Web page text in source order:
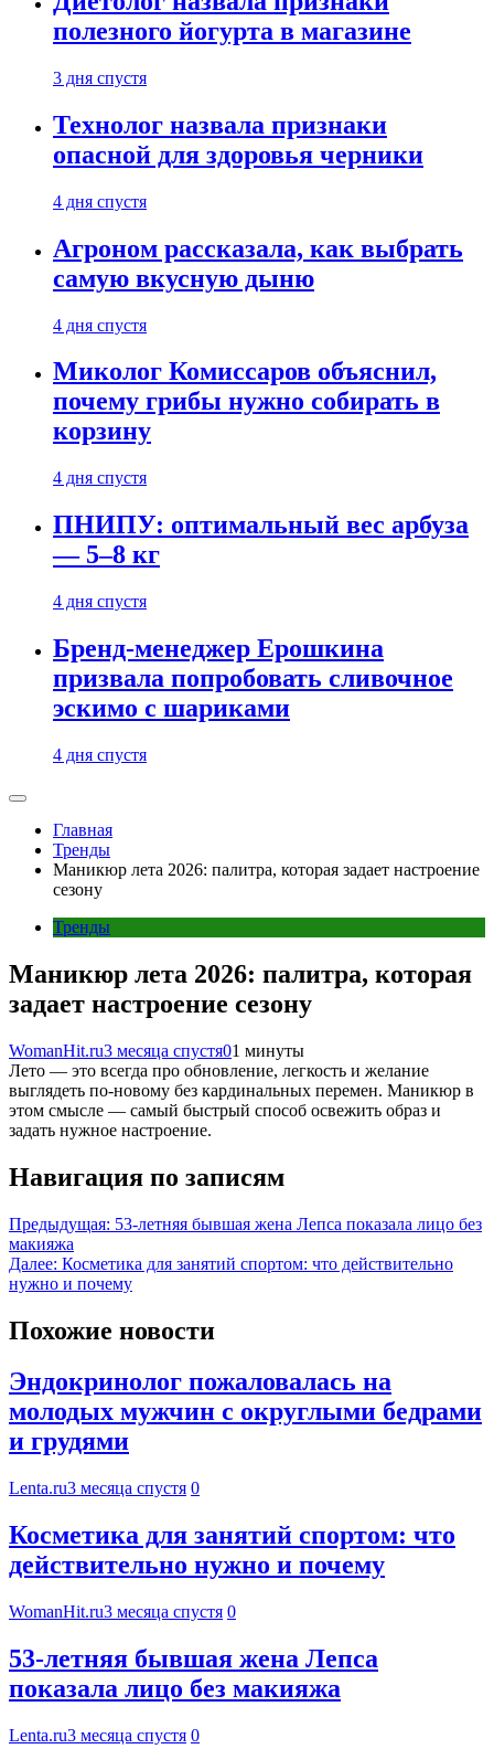
полезного йогурта в магазине
3 дня спустя
Технолог назвала признаки
опасной для здоровья черники
4 дня спустя
Агроном рассказала, как выбрать
самую вкусную дыню
4 дня спустя
Миколог Комиссаров объяснил,
почему грибы нужно собирать в
корзину
4 дня спустя
ПНИПУ: оптимальный вес арбуза
— 5–8 кг
4 дня спустя
Бренд-менеджер Ерошкина
призвала попробовать сливочное
эскимо с шариками
4 дня спустя
Главная
Тренды
Маникюр лета 2026: палитра, которая задает настроение
сезону
Тренды
Маникюр лета 2026: палитра, которая
задает настроение сезону
WomanHit.ru3 месяца спустя01 минуты
Лето — это всегда про обновление, легкость и желание
выглядеть по-новому без кардинальных перемен. Маникюр в
этом смысле — самый быстрый способ освежить образ и
задать нужное настроение.
Навигация по записям
Предыдущая: 53-летняя бывшая жена Лепса показала лицо без
макияжа
Далее: Косметика для занятий спортом: что действительно
нужно и почему
Похожие новости
Эндокринолог пожаловалась на
молодых мужчин с округлыми бедрами
и грудями
Lenta.ru3 месяца спустя 0
Косметика для занятий спортом: что
действительно нужно и почему
WomanHit.ru3 месяца спустя 0
53-летняя бывшая жена Лепса
показала лицо без макияжа
Lenta.ru3 месяца спустя 0